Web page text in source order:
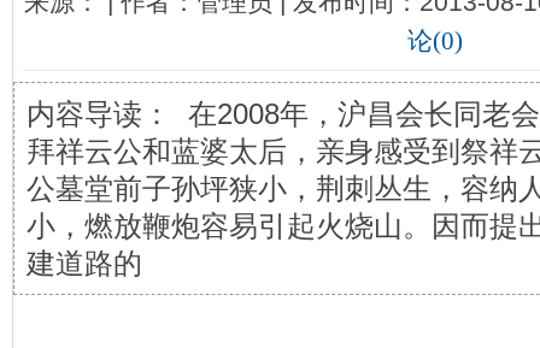
论(0)
内容导读： 在2008年，沪昌会长同老
拜祥云公和蓝婆太后，亲身感受到祭祥
公墓堂前子孙坪狭小，荆刺丛生，容纳
小，燃放鞭炮容易引起火烧山。因而提
建道路的